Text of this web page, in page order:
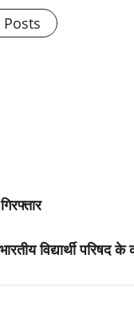
विद्यार्थी परिषद के